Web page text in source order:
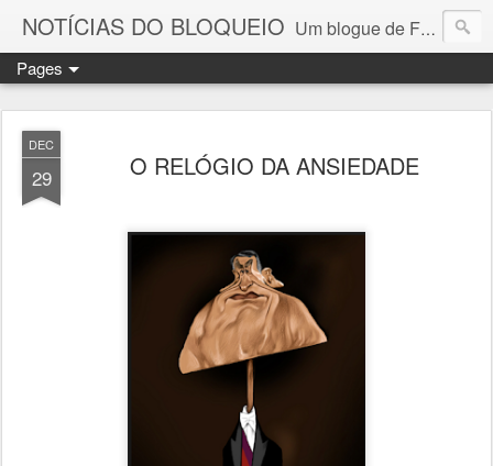
NOTÍCIAS DO BLOQUEIO Um blogue de Fernando Paulouro Neves
Pages
DEC
29 O RELÓGIO DA ANSIEDADE